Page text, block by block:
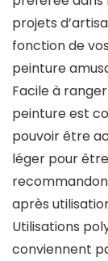
projets
fonction de
peinture
Facile à
peinture est
pouvoir être
léger pour
après
Utilisations
conviennent